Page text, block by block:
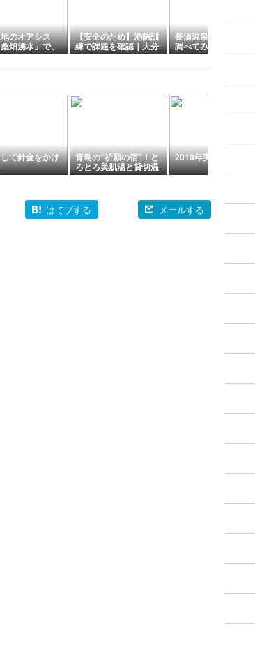
のオアシス
畑湧水」で、
そう♪｜大分
【安全のため】消防訓
練で課題を確認｜大分
県竹田市長湯温泉ホテ
長湯温泉・丸長旅館を
調べてみたら…“炭酸
泉の魅力”が深すぎ
て針金をかけ 青島の“祈願の宿”！と
ろとろ美肌湯と貸切温
泉が魅力の「地蔵庵」
2018年実生の黒松くん
はてブする メールする